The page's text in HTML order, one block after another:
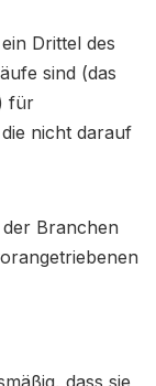
Drittel des
sind (das
für
nicht darauf
Branchen
dass sie